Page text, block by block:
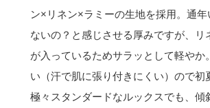
ン×リネン×ラミーの生地を採用。通年
ないの？と感じさせる厚みですが、リ
が入っているためサラッとして軽やか
い（汗で肌に張り付きにくい）ので初
極々スタンダードなルックスでも、傾